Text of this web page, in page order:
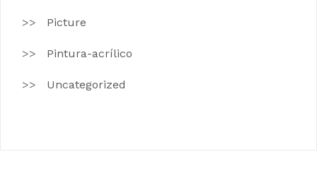
Picture
Pintura-acrílico
Uncategorized